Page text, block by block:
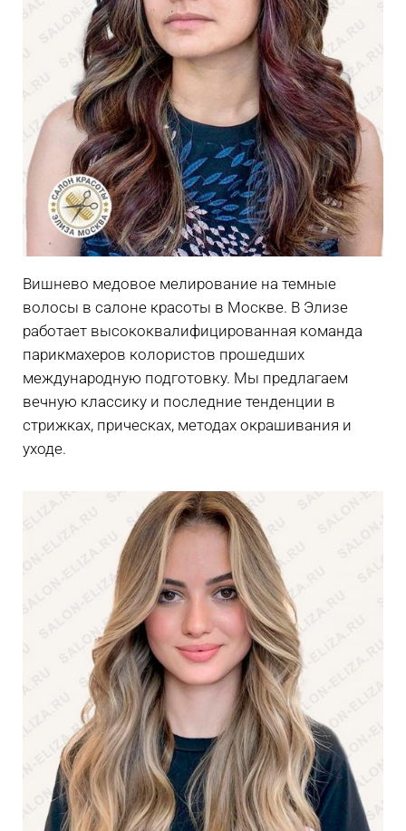
Вишнево медовое мелирование на темные
волосы в салоне красоты в Москве. В Элизе
работает высококвалифицированная команда
парикмахеров колористов прошедших
международную подготовку. Мы предлагаем
вечную классику и последние тенденции в
стрижках, прическах, методах окрашивания и
уходе.